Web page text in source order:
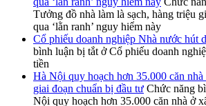
Tưởng đồ nhà làm là sạch, hàng triệu
qua ‘lằn ranh’ nguy hiểm này
Cổ phiếu doanh nghiệp Nhà nước hút
bình luận bị tắt ở Cổ phiếu doanh
tiền
Hà Nội quy hoạch hơn 35.000 căn
giai đoạn chuẩn bị đầu tư Chức năng
Nội quy hoạch hơn 35.000 căn nhà ở